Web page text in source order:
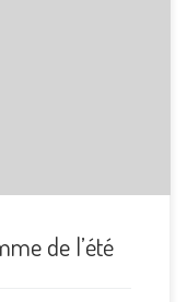
de l’été